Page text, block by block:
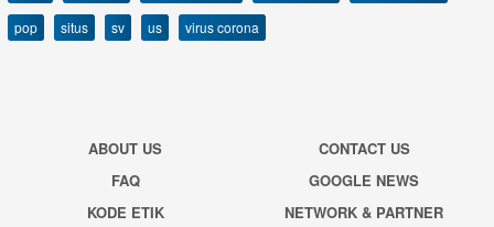
pop
situs sv us virus corona
ABOUT US
CONTACT US
FAQ
GOOGLE NEWS
KODE ETIK
NETWORK & PARTNER